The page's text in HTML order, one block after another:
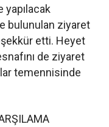
yapılacak
bulunulan ziyaret
etti. Heyet
de ziyaret
temennisinde